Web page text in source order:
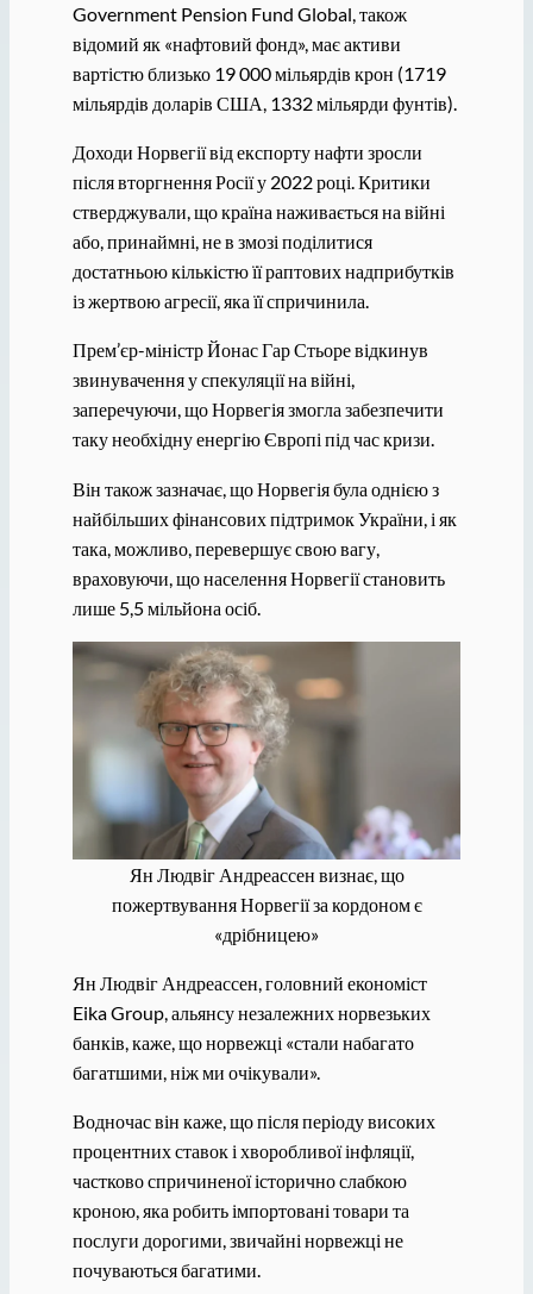
Government Pension Fund Global, також
відомий як «нафтовий фонд», має активи
вартістю близько 19 000 мільярдів крон (1719
мільярдів доларів США, 1332 мільярди фунтів).
Доходи Норвегії від експорту нафти зросли
після вторгнення Росії у 2022 році. Критики
стверджували, що країна наживається на війні
або, принаймні, не в змозі поділитися
достатньою кількістю її раптових надприбутків
із жертвою агресії, яка її спричинила.
Прем’єр-міністр Йонас Гар Стьоре відкинув
звинувачення у спекуляції на війні,
заперечуючи, що Норвегія змогла забезпечити
таку необхідну енергію Європі під час кризи.
Він також зазначає, що Норвегія була однією з
найбільших фінансових підтримок України, і як
така, можливо, перевершує свою вагу,
враховуючи, що населення Норвегії становить
лише 5,5 мільйона осіб.
Ян Людвіг Андреассен визнає, що
пожертвування Норвегії за кордоном є
«дрібницею»
Ян Людвіг Андреассен, головний економіст
Eika Group, альянсу незалежних норвезьких
банків, каже, що норвежці «стали набагато
багатшими, ніж ми очікували».
Водночас він каже, що після періоду високих
процентних ставок і хворобливої ​​інфляції,
частково спричиненої історично слабкою
кроною, яка робить імпортовані товари та
послуги дорогими, звичайні норвежці не
почуваються багатими.